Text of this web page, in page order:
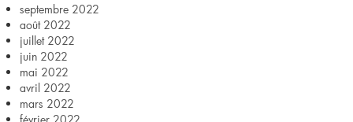
septembre 2022
août 2022
juillet 2022
juin 2022
mai 2022
avril 2022
mars 2022